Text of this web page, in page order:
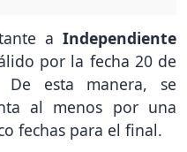
a Independiente
por la fecha 20 de
De esta manera, se
al menos por una
fechas para el final.